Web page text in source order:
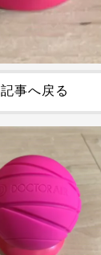
記事へ戻る